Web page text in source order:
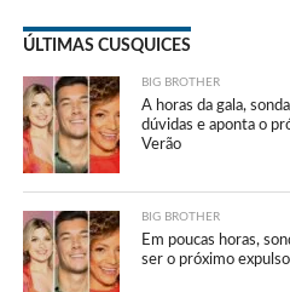
ÚLTIMAS CUSQUICES
BIG BROTHER
A horas da gala,
dúvidas e aponta o
Verão
BIG BROTHER
Em poucas horas,
ser o próximo